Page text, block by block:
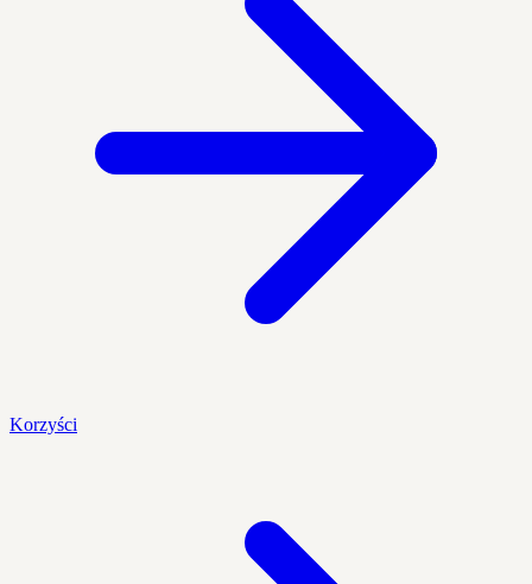
Korzyści